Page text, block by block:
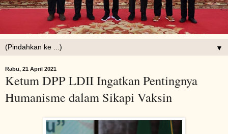
▼
Rabu, 21 April 2021
Ketum DPP LDII Ingatkan Pentingnya
Humanisme dalam Sikapi Vaksin